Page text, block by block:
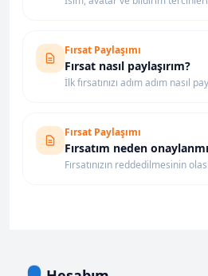
Fırsat Paylaşımı
Fırsat nasıl paylaşırım?
İlk fırsatınızı adım adım nasıl
Fırsat Paylaşımı
Fırsatım neden
Fırsatınızın reddedilmesinin